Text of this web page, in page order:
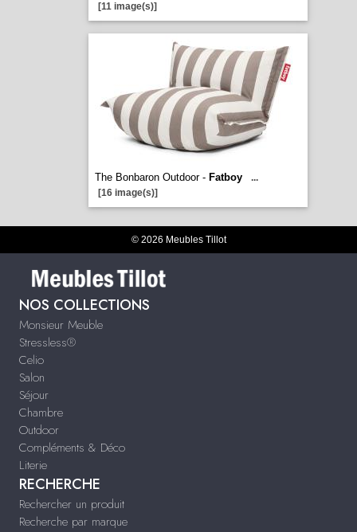
[11 image(s)]
The Bonbaron Outdoor - Fatboy
...
[16 image(s)]
© 2026 Meubles Tillot
NOS COLLECTIONS
Monsieur Meuble
Stressless®
Celio
Salon
Séjour
Chambre
Outdoor
Compléments & Déco
Literie
RECHERCHE
Rechercher un produit
Recherche par marque